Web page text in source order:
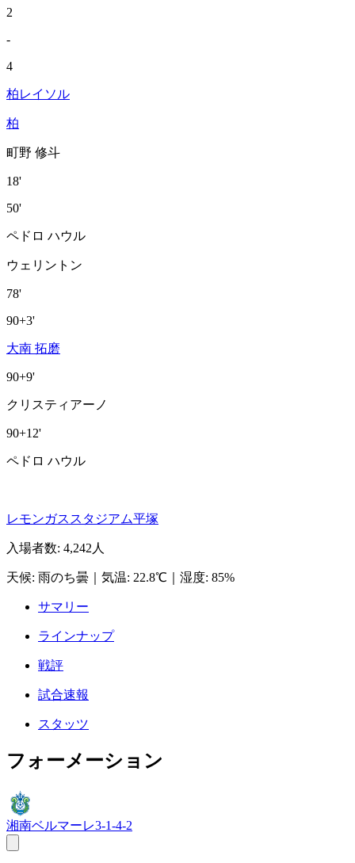
2
-
4
柏レイソル
柏
町野 修斗
18'
50'
ペドロ ハウル
ウェリントン
78'
90+3'
大南 拓磨
90+9'
クリスティアーノ
90+12'
ペドロ ハウル
レモンガススタジアム平塚
入場者数: 4,242人
天候: 雨のち曇 気温: 22.8℃ 湿度: 85%
サマリー
ラインナップ
戦評
試合速報
スタッツ
フォーメーション
湘南ベルマーレ3-1-4-2